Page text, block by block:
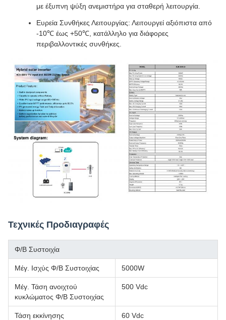
με έξυπνη ψύξη ανεμιστήρα για σταθερή λειτουργία.
Ευρεία Συνθήκες Λειτουργίας: Λειτουργεί αξιόπιστα από
-10℃ έως +50℃, κατάλληλο για διάφορες
περιβαλλοντικές συνθήκες.
Τεχνικές Προδιαγραφές
Φ/Β Συστοιχία
Μέγ. Ισχύς Φ/Β Συστοιχίας 5000W
Μέγ. Τάση ανοιχτού
κυκλώματος Φ/Β Συστοιχίας
500 Vdc
Τάση εκκίνησης 60 Vdc